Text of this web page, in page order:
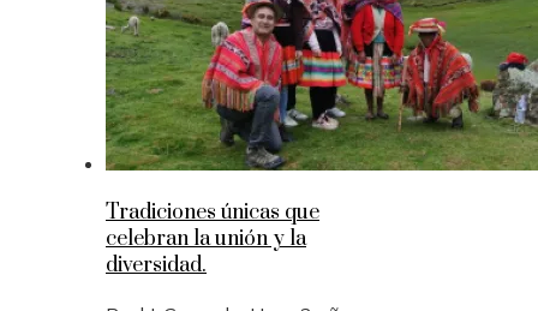
Tradiciones únicas que
celebran la unión y la
diversidad.